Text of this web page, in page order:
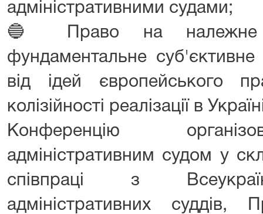
адміністративними судами;
🔵 Право на належне
фундаментальне
від ідей європейського
колізійності реалізації в
Конференцію
адміністративним судом у
співпраці з
адміністративних суддів,